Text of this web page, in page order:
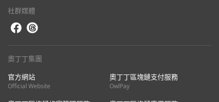
社群媒體
奧丁丁集團
官方網站
Official Website
奧丁丁區塊鏈支付服務
OwlPay